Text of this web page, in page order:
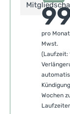
pro
Mwst.
(Laufzeit:
Wochen